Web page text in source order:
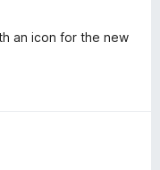
an icon for the new